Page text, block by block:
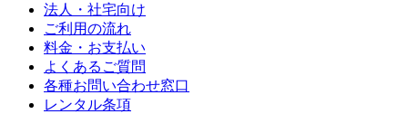
法人・社宅向け
ご利用の流れ
料金・お支払い
よくあるご質問
各種お問い合わせ窓口
レンタル条項